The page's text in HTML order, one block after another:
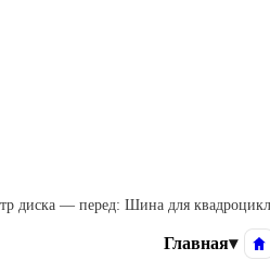
диска — перед: Шина для
Главная▾